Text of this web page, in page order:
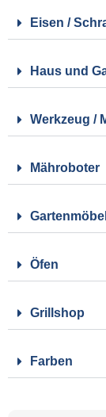
Eisen /
Haus und
Werkzeug /
Mähroboter
Gartenmöbel
Öfen
Grillshop
Farben